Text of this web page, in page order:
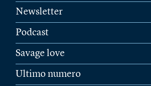
Newsletter
Podcast
Savage love
Ultimo numero